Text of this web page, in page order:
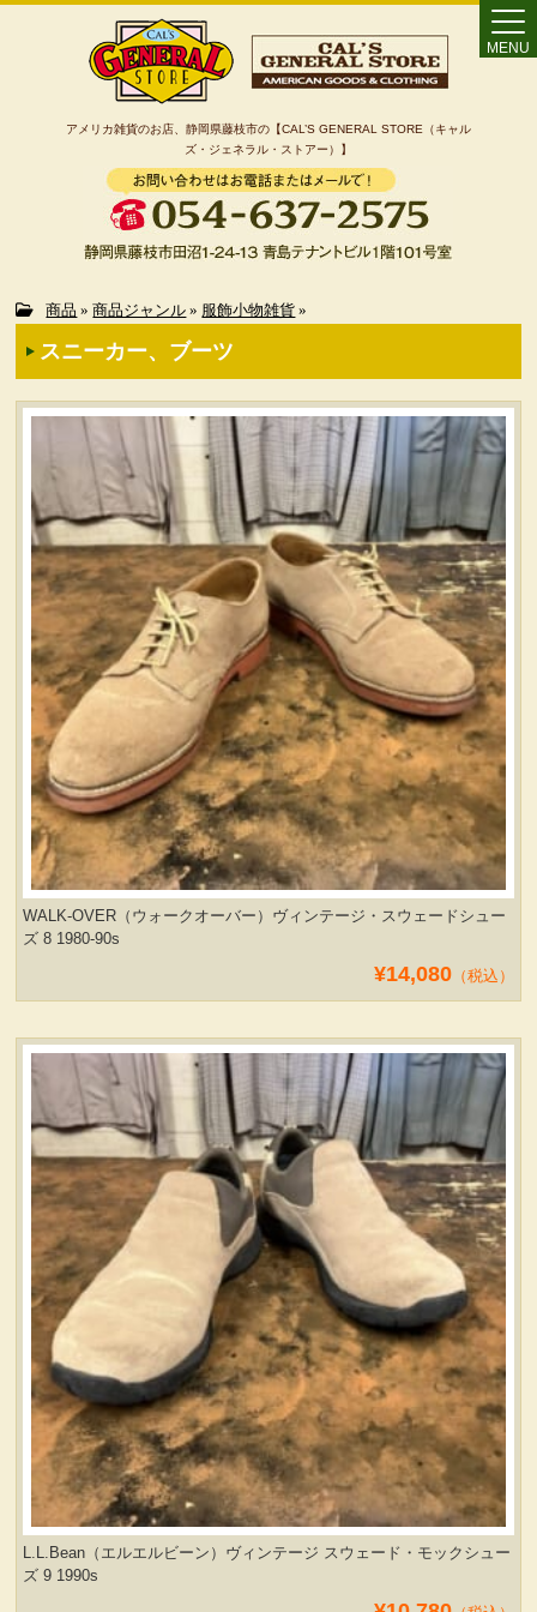
アメリカ雑貨のお店、静岡県藤枝市の【CAL’S GENERAL STORE（キャル
ズ・ジェネラル・ストアー）】
MENU
Home
特定商取引法に基づく表記
カテゴリー検索
ヴィンテージ・グッズ
LIFE誌 企業広告切り抜き
ファイヤーキング他
コカコーラ・グッズ
カンパニー・グッズ
服飾小物雑貨
商品 » 商品ジャンル » 服飾小物雑貨 »
スニーカー、ブーツ
WALK-OVER（ウォークオーバー）ヴィンテージ・スウェードシュー
ズ 8 1980-90s
¥14,080（税込）
L.L.Bean（エルエルビーン）ヴィンテージ スウェード・モックシュー
ズ 9 1990s